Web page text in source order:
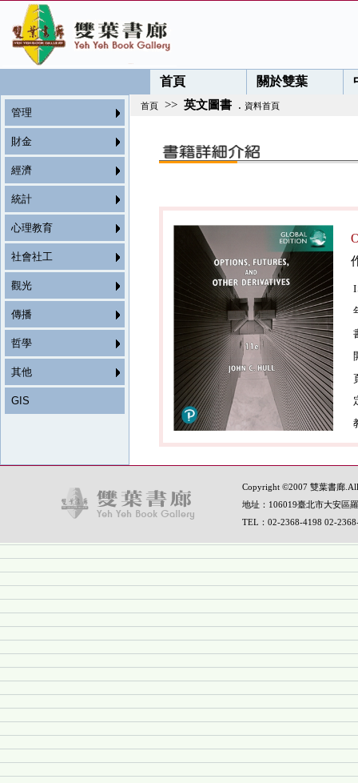
首頁 關於雙葉
管理
財金
經濟
統計
心理教育
社會社工
觀光
傳播
哲學
其他
GIS
首頁 >> 英文圖書 . 資料首頁
Copyright ©2007 雙葉書廊.All
地址：106019臺北市大安區
TEL：02-2368-4198 02-